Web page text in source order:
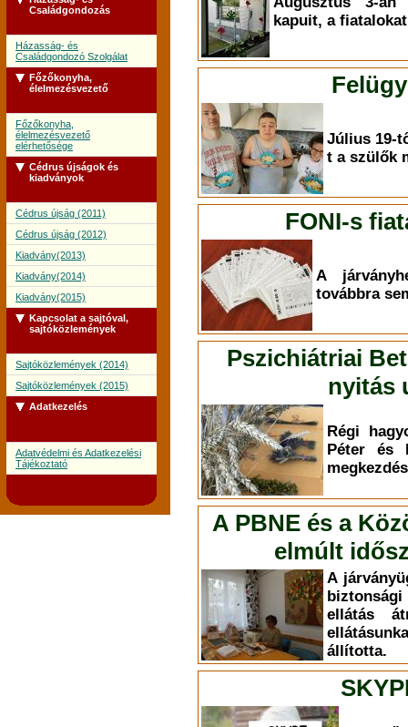
Családgondozás
Házasság- és
Családgondozó Szolgálat
Főzőkonyha,
élelmezésvezető
Főzőkonyha,
élelmezésvezető
elérhetősége
Cédrus újságok és
kiadványok
Cédrus újság (2011)
Cédrus újság (2012)
Kiadvány(2013)
Kiadvány(2014)
Kiadvány(2015)
Kapcsolat a sajtóval,
sajtóközlemények
Sajtóközlemények (2014)
Sajtóközlemények (2015)
Adatkezelés
Adatvédelmi és Adatkezelési
Tájékoztató
kapuit, a
Július 19-
t a szülők
FONI-s
A
továbbra
Pszichiátriai
nyitás
Régi
Péter és
A PBNE és a
elmúlt
A
ellátás
állította.